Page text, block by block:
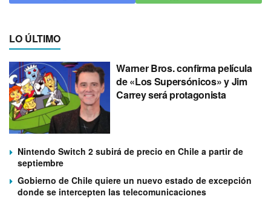
LO ÚLTIMO
Warner Bros. confirma película
de «Los Supersónicos» y Jim
Carrey será protagonista
Nintendo Switch 2 subirá de precio en Chile a partir de
septiembre
Gobierno de Chile quiere un nuevo estado de excepción
donde se intercepten las telecomunicaciones